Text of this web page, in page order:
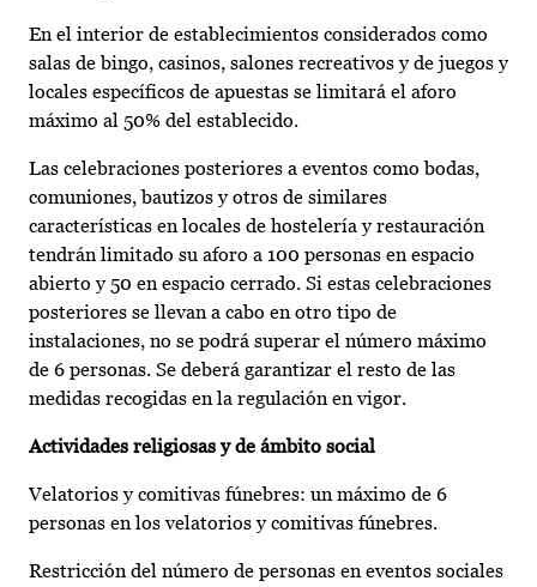
En el interior de establecimientos considerados como
salas de bingo, casinos, salones recreativos y de juegos y
locales específicos de apuestas se limitará el aforo
máximo al 50% del establecido.
Las celebraciones posteriores a eventos como bodas,
comuniones, bautizos y otros de similares
características en locales de hostelería y restauración
tendrán limitado su aforo a 100 personas en espacio
abierto y 50 en espacio cerrado. Si estas celebraciones
posteriores se llevan a cabo en otro tipo de
instalaciones, no se podrá superar el número máximo
de 6 personas. Se deberá garantizar el resto de las
medidas recogidas en la regulación en vigor.
Actividades religiosas y de ámbito social
Velatorios y comitivas fúnebres: un máximo de 6
personas en los velatorios y comitivas fúnebres.
Restricción del número de personas en eventos sociales